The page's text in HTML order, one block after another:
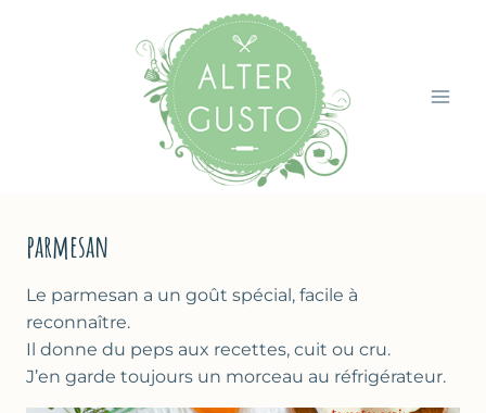
parmesan
Le parmesan a un goût spécial, facile à
reconnaître.
Il donne du peps aux recettes, cuit ou cru.
J’en garde toujours un morceau au réfrigérateur.